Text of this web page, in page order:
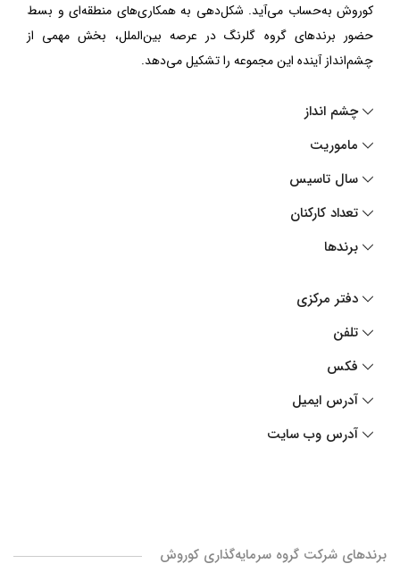
کوروش به‌حساب می‌آید. شکل‌دهی به همکاری‌های منطقه‌ای و بسط
حضور برندهای گروه گلرنگ در عرصه بین‌الملل، بخش مهمی از
چشم‌انداز آینده این مجموعه را تشکیل می‌دهد.
چشم انداز
ماموریت
سال تاسیس
تعداد کارکنان
برندها
دفتر مرکزی
تلفن
فکس
آدرس ایمیل
آدرس وب سایت
برندهای شرکت گروه سرمایه‌گذاری کوروش